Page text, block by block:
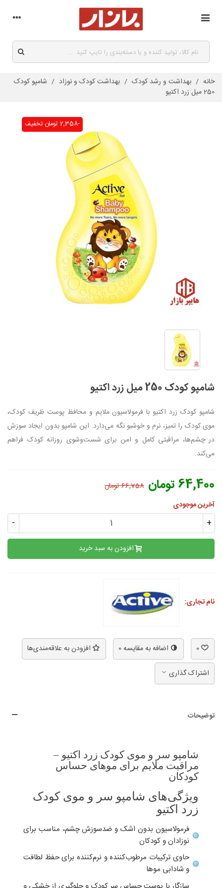
خانه / بهداشت و رشد کودک / بهداشت کودک و نوزاد / شامپو کودک
250 میل زرد اکتیو
تخفیف -2,358 تومان
شامپو کودک 250 میل زرد اکتیو
شامپو کودک زرد اکتیو با فرمولاسیون ملایم و محافظ پوست ظریف کودک،
موی کودک را تمیز، نرم و خوشبو نگه می‌دارد. این شامپو بدون ایجاد سوزش
در چشم‌ها، مراقبتی کامل و امن برای شست‌وشوی روزانه کودک فراهم
می‌کند.
64,400 تومان
66,758 تومان
آخرین موجودی
- +
افزودن به سبد خرید
نام تجاری:
0 اضافه به مقایسه0 افزودن به علاقه‌مندی‌ها
اشتراک گذاری
توضیحات
شامپو سر و موی کودک زرد اکتیو –
مراقبت ملایم برای موهای حساس
کودکان
ویژگی‌های شامپو سر و موی کودک
زرد اکتیو
فرمولاسیون بدون اشک و ضدسوزش چشم، مناسب برای
نوزادان و کودکان
حاوی ترکیبات مرطوب‌کننده و نرم‌کننده برای حفظ لطافت
و شادابی موها